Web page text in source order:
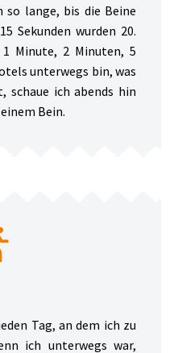
so lange, bis die Beine
Sekunden wurden 20.
Minute, 2 Minuten, 5
unterwegs bin, was
schaue ich abends hin
Bein.
Tag, an dem ich zu
ich unterwegs war,